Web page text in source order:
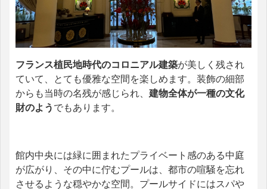
フランス植民地時代のコロニアル建築が美しく残され
ていて、とても優雅な空間を楽しめます。装飾の細部
からも当時の名残が感じられ、 建物全体が一種の文化
財のよう でもあります。
館内中央には緑に囲まれたプライベート感のある中庭
が広がり、その中に佇むプールは、都市の喧騒を忘れ
させるような穏やかな空間。プールサイドにはスパや